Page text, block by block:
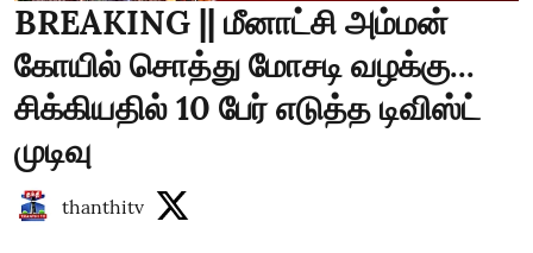
BREAKING || மீனாட்சி அம்மன்
கோயில் சொத்து மோசடி வழக்கு...
சிக்கியதில் 10 பேர் எடுத்த டிவிஸ்ட்
முடிவு
thanthitv